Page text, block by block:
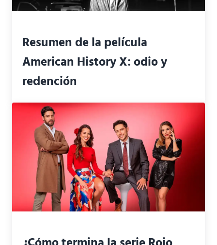
Resumen de la película
American History X: odio y
redención